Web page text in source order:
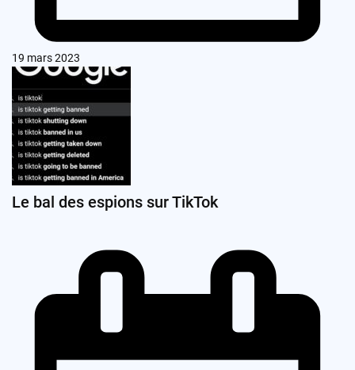
19 mars 2023
Le bal des espions sur TikTok